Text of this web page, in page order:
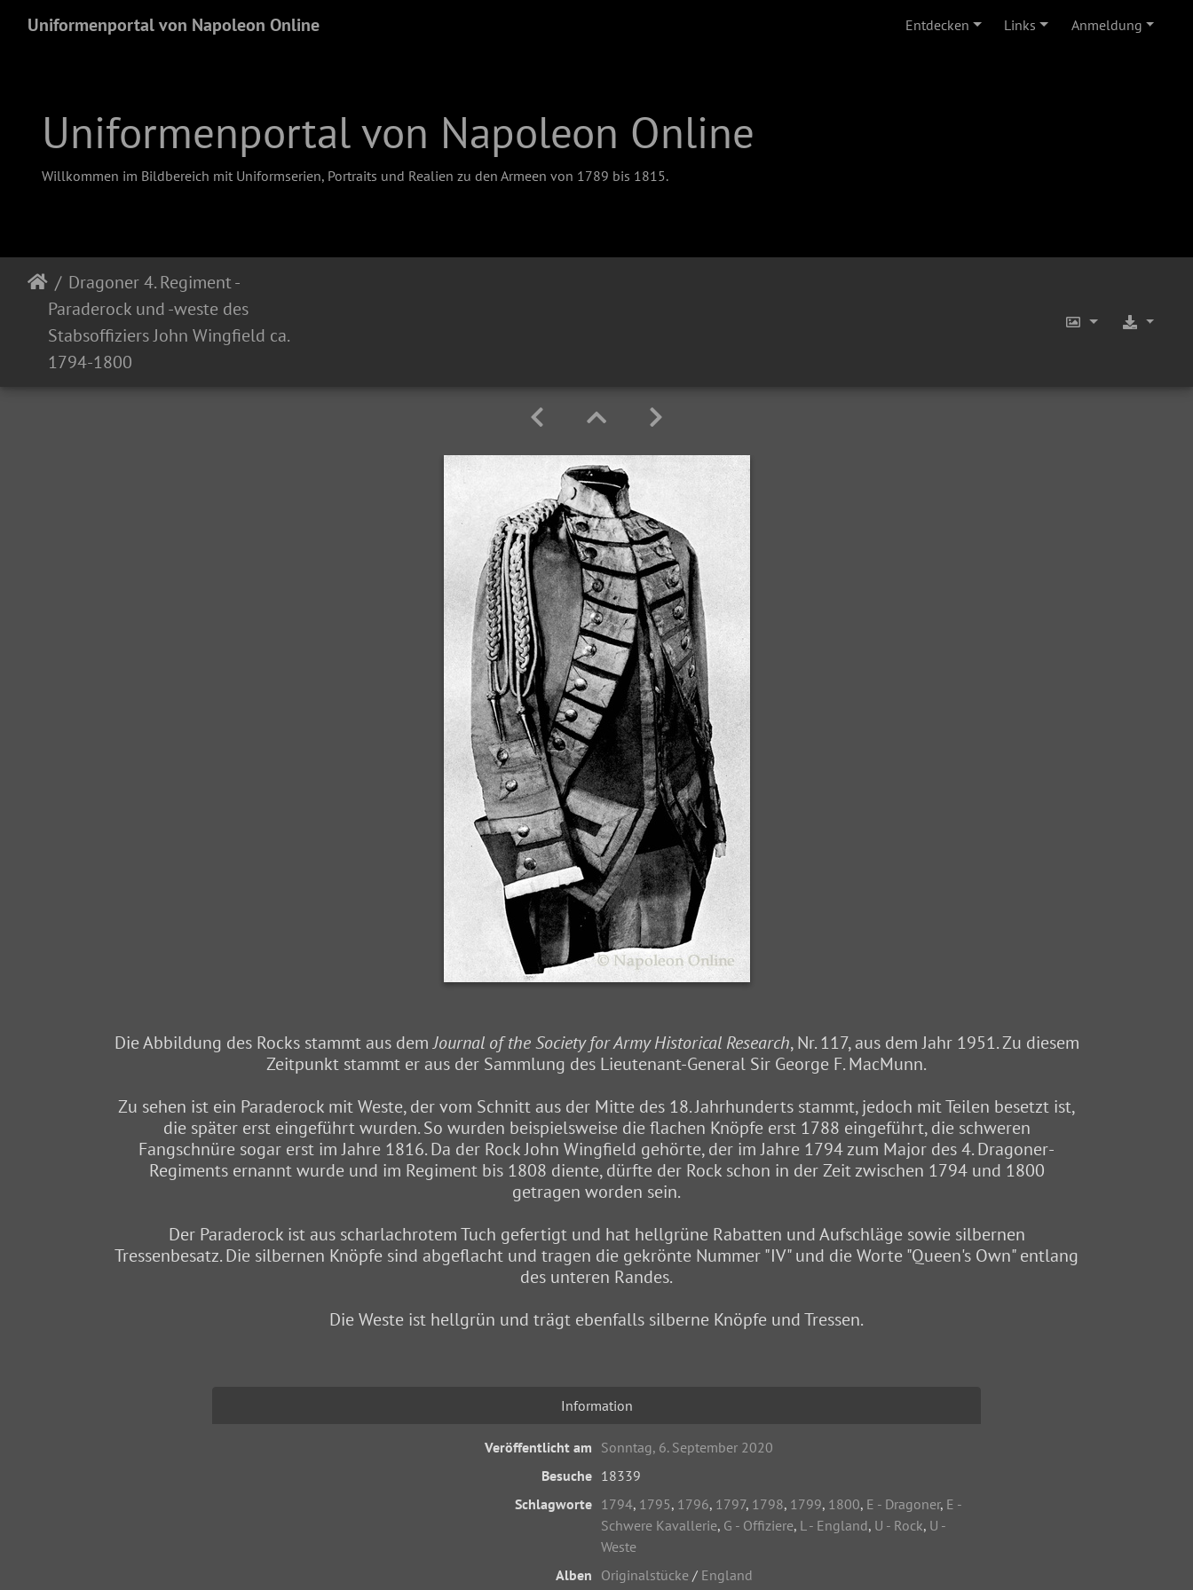
Uniformenportal von Napoleon Online Entdecken Links Anmeldung
Uniformenportal von Napoleon Online
Willkommen im Bildbereich mit Uniformserien, Portraits und Realien zu den Armeen von 1789 bis 1815.
Dragoner 4. Regiment -
Paraderock und -weste des
Stabsoffiziers John Wingfield ca.
1794-1800
Die Abbildung des Rocks stammt aus demJournal of the Society for Army Historical Research, Nr. 117, aus dem Jahr 1951. Zu diesem
Zeitpunkt stammt er aus der Sammlung des Lieutenant-General Sir George F. MacMunn.
Zu sehen ist ein Paraderock mit Weste, der vom Schnitt aus der Mitte des 18. Jahrhunderts stammt, jedoch mit Teilen besetzt ist,
die später erst eingeführt wurden. So wurden beispielsweise die flachen Knöpfe erst 1788 eingeführt, die schweren
Fangschnüre sogar erst im Jahre 1816. Da der Rock John Wingfield gehörte, der im Jahre 1794 zum Major des 4. Dragoner-
Regiments ernannt wurde und im Regiment bis 1808 diente, dürfte der Rock schon in der Zeit zwischen 1794 und 1800
getragen worden sein.
Der Paraderock ist aus scharlachrotem Tuch gefertigt und hat hellgrüne Rabatten und Aufschläge sowie silbernen
Tressenbesatz. Die silbernen Knöpfe sind abgeflacht und tragen die gekrönte Nummer "IV" und die Worte "Queen's Own" entlang
des unteren Randes.
Die Weste ist hellgrün und trägt ebenfalls silberne Knöpfe und Tressen.
Information
Veröffentlicht am Sonntag, 6. September 2020
Besuche 18339
Schlagworte 1794, 1795, 1796, 1797, 1798, 1799, 1800, E - Dragoner, E -
Schwere Kavallerie, G - Offiziere, L - England, U - Rock, U -
Weste
Alben Originalstücke / England